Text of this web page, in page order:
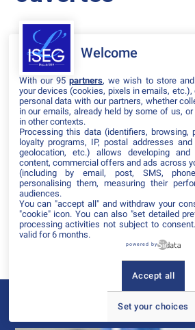
Les Journées Portes Ouvertes de
ceux qui souhaitent découvrir
la communication, de l’influence et
Tout au long de ces journées, vous
Rencontrer nos équipes
étudiants,
Découvrir nos programmes, du
ainsi que nos MSc,
Participer à des ateliers
Visiter le campus et ses
collaboratifs,
Échanger avec nos diplômés
leurs carrières.
Une journée pour vivre l'esprit ISEG
Le campus ISEG
Welcome
With our 95partners, we wish to store
your devices (cookies, pixels in emails,
personal data with our partners, whether
in our emails, already held by some of us,
in other contexts.
Processing this data (identifiers, browsing,
loyalty programs, IP, postal addresses
geolocation, etc.) allows developing
content, commercial offers and ads across
(including by email, post, SMS,
personalising them, measuring their
audiences.
You can "accept all" and withdraw your
"cookie" icon. You can also "set detailed
processing activities not subject to
valid for 6 months.
powered by
Set your choices
Accept all